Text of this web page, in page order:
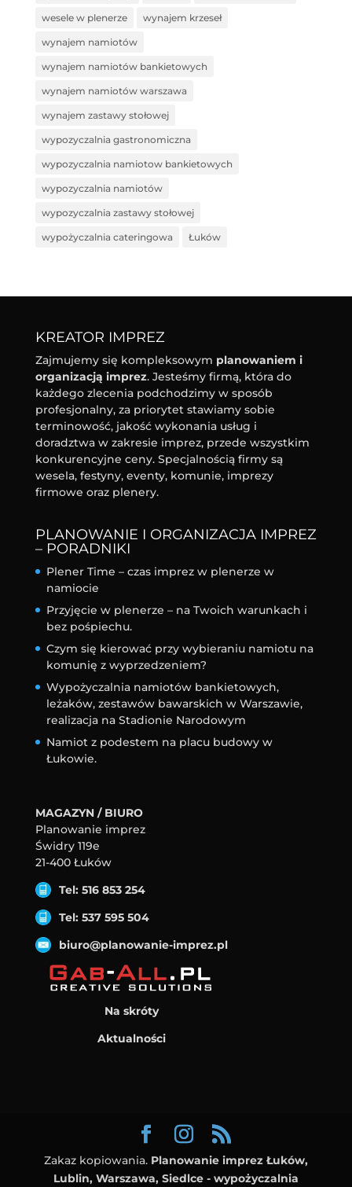
wesele w plenerze wynajem krzeseł
wynajem namiotów
wynajem namiotów bankietowych
wynajem namiotów warszawa
wynajem zastawy stołowej
wypozyczalnia gastronomiczna
wypozyczalnia namiotow bankietowych
wypozyczalnia namiotów
wypozyczalnia zastawy stołowej
wypożyczalnia cateringowa Łuków
KREATOR IMPREZ
Zajmujemy się kompleksowym planowaniem i
organizacją imprez. Jesteśmy firmą, która do
każdego zlecenia podchodzimy w sposób
profesjonalny, za priorytet stawiamy sobie
terminowość, jakość wykonania usług i
doradztwa w zakresie imprez, przede wszystkim
konkurencyjne ceny. Specjalnością firmy są
wesela, festyny, eventy, komunie, imprezy
firmowe oraz plenery.
PLANOWANIE I ORGANIZACJA IMPREZ
– PORADNIKI
Plener Time – czas imprez w plenerze w
namiocie
Przyjęcie w plenerze – na Twoich warunkach i
bez pośpiechu.
Czym się kierować przy wybieraniu namiotu na
komunię z wyprzedzeniem?
Wypożyczalnia namiotów bankietowych,
leżaków, zestawów bawarskich w Warszawie,
realizacja na Stadionie Narodowym
Namiot z podestem na placu budowy w
Łukowie.
MAGAZYN / BIURO
Planowanie imprez
Świdry 119e
21-400 Łuków
Tel: 516 853 254
Tel: 537 595 504
biuro@planowanie-imprez.pl
Na skróty
Aktualności
Zakaz kopiowania. Planowanie imprez Łuków,
Lublin, Warszawa, Siedlce - wypożyczalnia